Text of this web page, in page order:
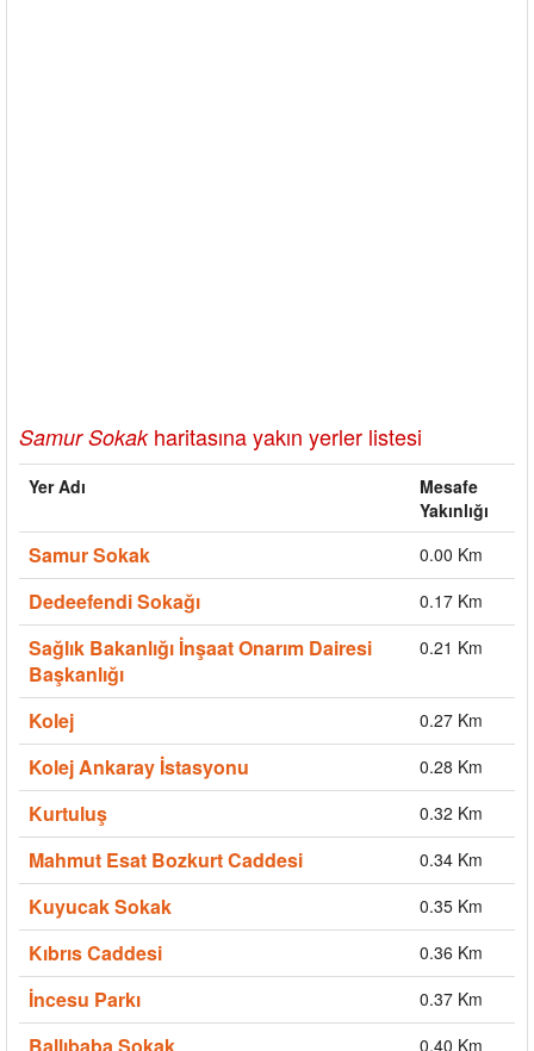
Samur Sokakharitasına yakın yerler listesi
Yer Adı
Mesafe
Yakınlığı
Samur Sokak 0.00 Km
Dedeefendi Sokağı 0.17 Km
Sağlık Bakanlığı İnşaat Onarım Dairesi
Başkanlığı
0.21 Km
Kolej 0.27 Km
Kolej Ankaray İstasyonu 0.28 Km
Kurtuluş 0.32 Km
Mahmut Esat Bozkurt Caddesi 0.34 Km
Kuyucak Sokak 0.35 Km
Kıbrıs Caddesi 0.36 Km
İncesu Parkı 0.37 Km
Ballıbaba Sokak 0.40 Km